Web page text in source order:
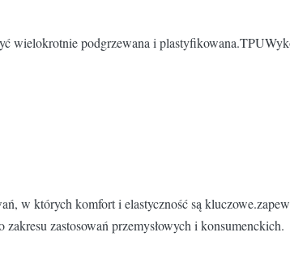
wielokrotnie podgrzewana i
w których komfort i elastyczność są
zastosowań przemysłowych i konsumenckich.